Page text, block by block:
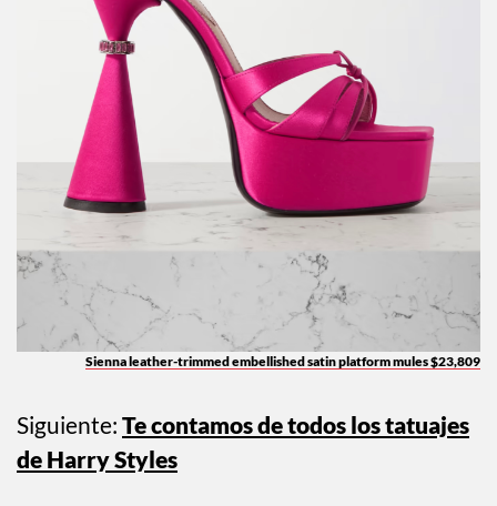
Sienna leather-trimmed embellished satin platform mules $23,809
Siguiente: Te contamos de todos los tatuajes
de Harry Styles